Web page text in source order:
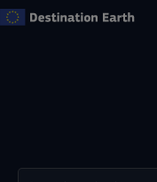
Zum